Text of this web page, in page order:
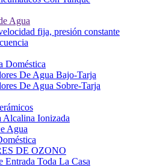
Agua
fija, presión constante
Doméstica
De Agua Bajo-Tarja
De Agua Sobre-Tarja
Alcalina Ionizada
Agua
DE OZONO
Entrada Toda La Casa